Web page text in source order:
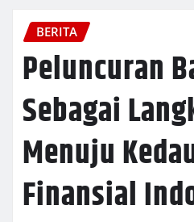
BERITA
Peluncuran
Sebagai
Menuju
Finansial